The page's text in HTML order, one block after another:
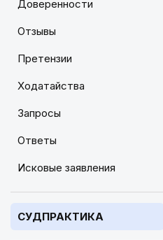
Доверенности
Отзывы
Претензии
Ходатайства
Запросы
Ответы
Исковые заявления
СУДПРАКТИКА